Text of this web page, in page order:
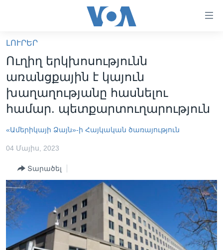
հիմնական
բովանդակությանը
անցնել
բովանդակությանը
հիմնական
ԼՈՒՐԵՐ
ՍՓՅՈՒՌՔ
ՏԵՍԱՆՅՈՒԹԵՐ
ԿԱՊ ՄԵԶ ՀԵՏ
Learning English
ՀԵՏԵՒԵՔ ՄԵԶ
ԼՈՒՐԵՐ
Ուղիղ երկխոսությունն
առանցքային է կայուն
խաղաղությանը հասնելու
համար. պետքարտուղարություն
«Ամերիկայի Ձայն»-ի Հայկական ծառայություն
04 Մայիս, 2023
Տարածել